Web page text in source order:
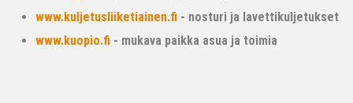
www.kuljetusliiketiainen.fi - nosturi ja lavettikuljetukset
www.kuopio.fi - mukava paikka asua ja toimia